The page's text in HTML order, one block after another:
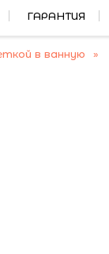
ГАРАНТИЯ
в ванную